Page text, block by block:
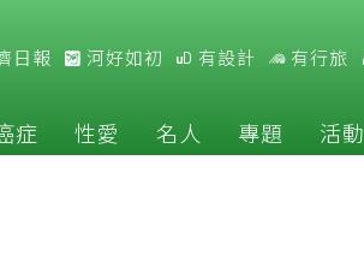
日報 河好如初 有設計 有行旅
症 性愛 名人 專題 活動